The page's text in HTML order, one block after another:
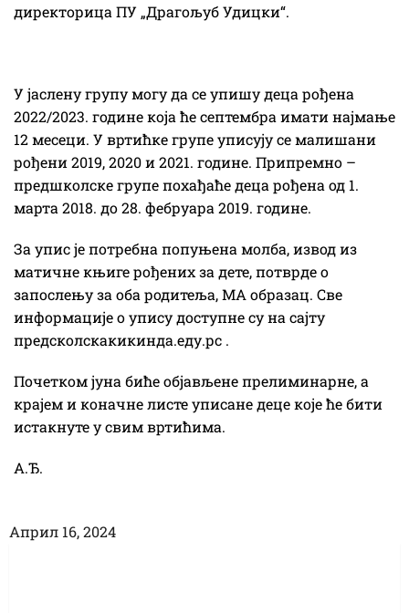
директорица ПУ „Драгољуб Удицки“.
У јаслену групу могу да се упишу деца рођена
2022/2023. године која ће септембра имати најмање
12 месеци. У вртићке групе уписују се малишани
рођени 2019, 2020 и 2021. године. Припремно –
предшколске групе похађаће деца рођена од 1.
марта 2018. до 28. фебруара 2019. године.
За упис је потребна попуњена молба, извод из
матичне књиге рођених за дете, потврде о
запослењу за оба родитеља, МА образац. Све
информације о упису доступне су на сајту
предсколскакикинда.еду.рс .
Почетком јуна биће објављене прелиминарне, а
крајем и коначне листе уписане деце које ће бити
истакнуте у свим вртићима.
А.Ђ.
Април 16, 2024